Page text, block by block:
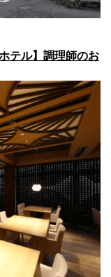
テル】調理師のお